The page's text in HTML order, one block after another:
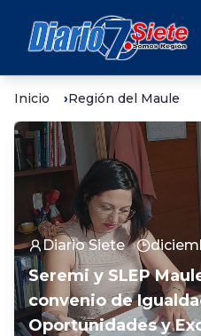
Inicio Región del Maule
Diario Siete
Seremi y SLEP
convenio de
Oportunidades y